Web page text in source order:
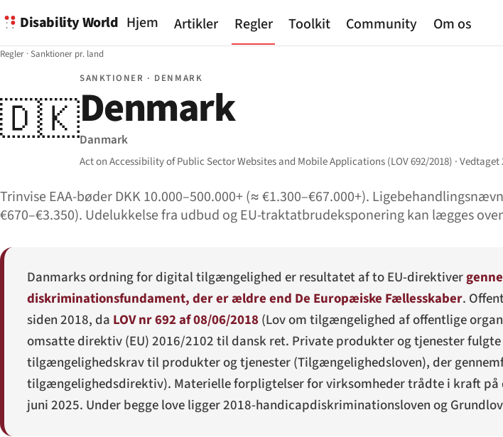
Disability World Hjem Artikler Regler Toolkit Community Om os
Regler ·Sanktioner pr. land
🇩🇰
SANKTIONER · DENMARK
Denmark
Danmark
Act on Accessibility of Public Sector Websites and Mobile Applications (LOV 692/2018) ·
Trinvise EAA-bøder DKK 10.000–500.000+ (≈ €1.300–€67.000+).
€670–€3.350). Udelukkelse fra udbud og EU-traktatbrudeksponering kan lægges
Danmarks ordning for digital tilgængelighed er resultatet af to EU-direktiver
diskriminationsfundament, der er ældre end De Europæiske Fællesskaber.
siden 2018, da LOV nr 692 af 08/06/2018(Lov om tilgængelighed af offentlige
omsatte direktiv (EU) 2016/2102 til dansk ret. Private produkter og tjenester
tilgængelighedskrav til produkter og tjenester (Tilgængelighedsloven), der
tilgængelighedsdirektiv). Materielle forpligtelser for virksomheder trådte i kraft på
juni 2025. Under begge love ligger 2018-handicapdiskriminationsloven og